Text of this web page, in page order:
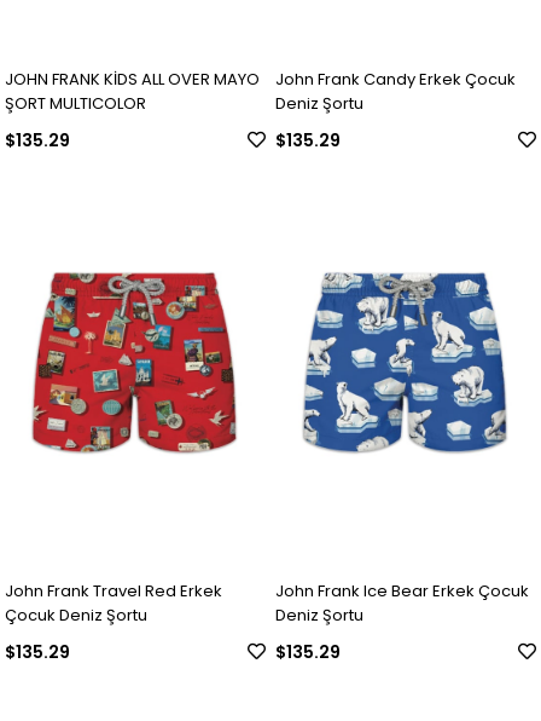
JOHN FRANK KİDS ALL OVER MAYO
ŞORT MULTICOLOR
$135.29
John Frank Candy Erkek Çocuk
Deniz Şortu
$135.29
John Frank Travel Red Erkek
Çocuk Deniz Şortu
$135.29
John Frank Ice Bear Erkek Çocuk
Deniz Şortu
$135.29